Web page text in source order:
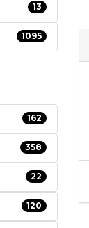
13
1095
162
358
22
120